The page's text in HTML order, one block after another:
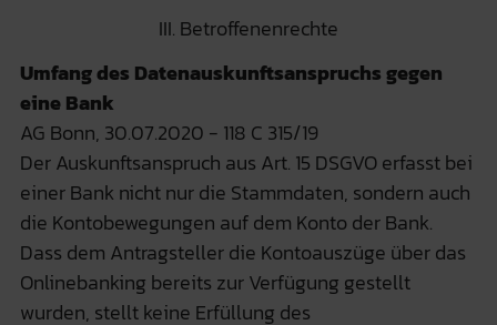
III. Betroffenenrechte
Umfang des Datenauskunftsanspruchs gegen
eine Bank
AG Bonn, 30.07.2020 - 118 C 315/19
Der Auskunftsanspruch aus Art. 15 DSGVO erfasst bei
einer Bank nicht nur die Stammdaten, sondern auch
die Kontobewegungen auf dem Konto der Bank.
Dass dem Antragsteller die Kontoauszüge über das
Onlinebanking bereits zur Verfügung gestellt
wurden, stellt keine Erfüllung des